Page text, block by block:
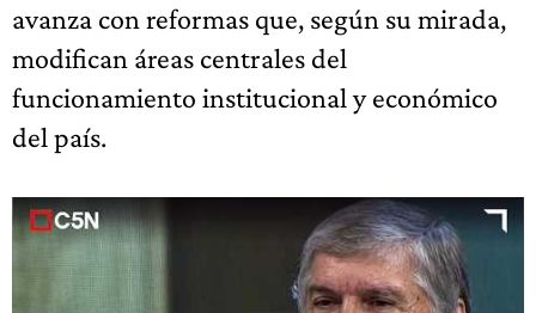
avanza con reformas que, según su mirada,
modifican áreas centrales del
funcionamiento institucional y económico
del país.